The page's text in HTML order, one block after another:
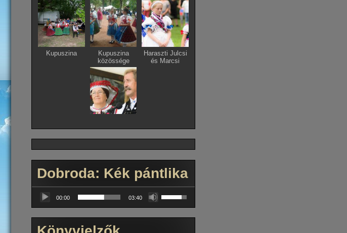
Kupuszina
Kupuszina
közössége
Haraszti Julcsi
és Marcsi
Dobroda: Kék pántlika
lejátszó
00:00 03:40
hangerő
növeléséhez,
illetőleg